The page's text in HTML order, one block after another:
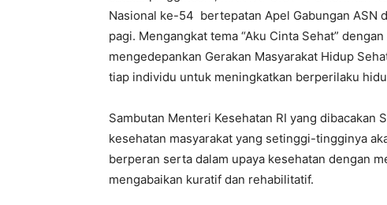
Nasional ke-54 bertepatan Apel Gabungan ASN
pagi. Mengangkat tema “Aku Cinta Sehat”
mengedepankan Gerakan Masyarakat Hidup
tiap individu untuk meningkatkan berperilaku
Sambutan Menteri Kesehatan RI yang dibacakan
kesehatan masyarakat yang setinggi-tingginya
berperan serta dalam upaya kesehatan dengan
mengabaikan kuratif dan rehabilitatif.